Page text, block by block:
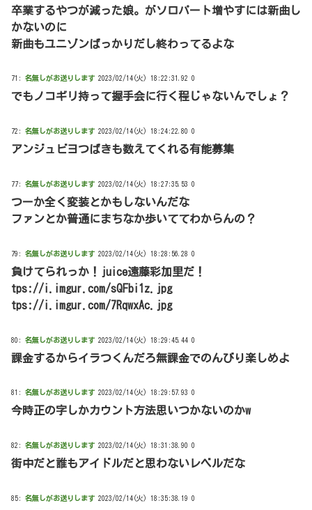
卒業するやつが減った娘。がソロパート増やすには新曲し
かないのに
新曲もユニゾンばっかりだし終わってるよな
71: 名無しがお送りします 2023/02/14(火) 18:22:31.92 0
でもノコギリ持って握手会に行く程じゃないんでしょ？
72: 名無しがお送りします 2023/02/14(火) 18:24:22.80 0
アンジュビヨつばきも数えてくれる有能募集
77: 名無しがお送りします 2023/02/14(火) 18:27:35.53 0
つーか全く変装とかもしないんだな
ファンとか普通にまちなか歩いててわからんの？
79: 名無しがお送りします 2023/02/14(火) 18:28:56.28 0
負けてられっか！juice遠藤彩加里だ！
tps://i.imgur.com/sQFbi1z.jpg
tps://i.imgur.com/7RqwxAc.jpg
80: 名無しがお送りします 2023/02/14(火) 18:29:45.44 0
課金するからイラつくんだろ無課金でのんびり楽しめよ
81: 名無しがお送りします 2023/02/14(火) 18:29:57.93 0
今時正の字しかカウント方法思いつかないのかw
82: 名無しがお送りします 2023/02/14(火) 18:31:38.90 0
街中だと誰もアイドルだと思わないレベルだな
85: 名無しがお送りします 2023/02/14(火) 18:35:38.19 0